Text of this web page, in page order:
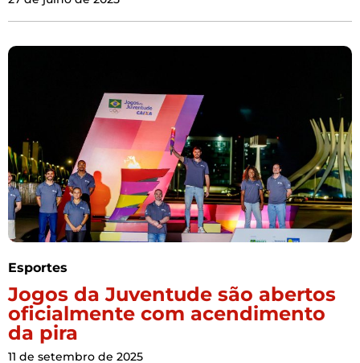
Esportes
Jogos da Juventude são abertos
oficialmente com acendimento
da pira
11 de setembro de 2025